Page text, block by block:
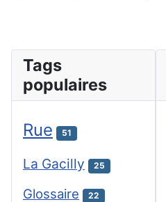
Tags
populaires
Rue 51
La Gacilly 25
Glossaire 22